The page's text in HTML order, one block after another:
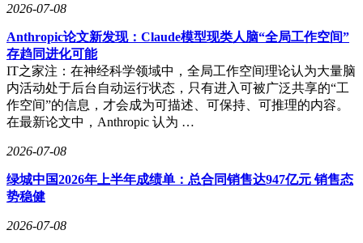
2026-07-08
Anthropic论文新发现：Claude模型现类人脑“全局工作空间”
存趋同进化可能
IT之家注：在神经科学领域中，全局工作空间理论认为大量脑
内活动处于后台自动运行状态，只有进入可被广泛共享的“工
作空间”的信息，才会成为可描述、可保持、可推理的内容。
在最新论文中，Anthropic 认为 …
2026-07-08
绿城中国2026年上半年成绩单：总合同销售达947亿元 销售态
势稳健
2026-07-08